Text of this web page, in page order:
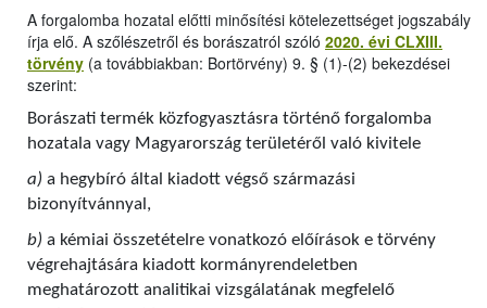
A forgalomba hozatal előtti minősítési kötelezettséget jogszabály
írja elő. A szőlészetről és borászatról szóló 2020. évi CLXIII.
törvény (a továbbiakban: Bortörvény) 9. § (1)-(2) bekezdései
szerint:
Borászati termék közfogyasztásra történő forgalomba
hozatala vagy Magyarország területéről való kivitele
a) a hegybíró által kiadott végső származási
bizonyítvánnyal,
b) a kémiai összetételre vonatkozó előírások e törvény
végrehajtására kiadott kormányrendeletben
meghatározott analitikai vizsgálatának megfelelő